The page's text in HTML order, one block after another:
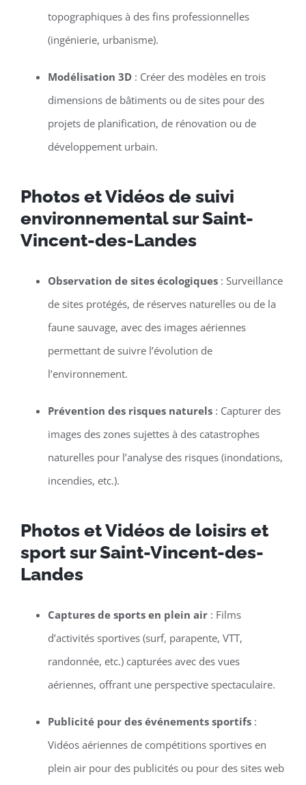
topographiques à des fins professionnelles
(ingénierie, urbanisme).
Modélisation 3D: Créer des modèles en trois
dimensions de bâtiments ou de sites pour des
projets de planification, de rénovation ou de
développement urbain.
Photos et Vidéos de suivi
environnemental sur Saint-
Vincent-des-Landes
Observation de sites écologiques: Surveillance
de sites protégés, de réserves naturelles ou de la
faune sauvage, avec des images aériennes
permettant de suivre l’évolution de
l’environnement.
Prévention des risques naturels: Capturer des
images des zones sujettes à des catastrophes
naturelles pour l’analyse des risques (inondations,
incendies, etc.).
Photos et Vidéos de loisirs et
sport sur Saint-Vincent-des-
Landes
Captures de sports en plein air: Films
d’activités sportives (surf, parapente, VTT,
randonnée, etc.) capturées avec des vues
aériennes, offrant une perspective spectaculaire.
Publicité pour des événements sportifs:
Vidéos aériennes de compétitions sportives en
plein air pour des publicités ou pour des sites web